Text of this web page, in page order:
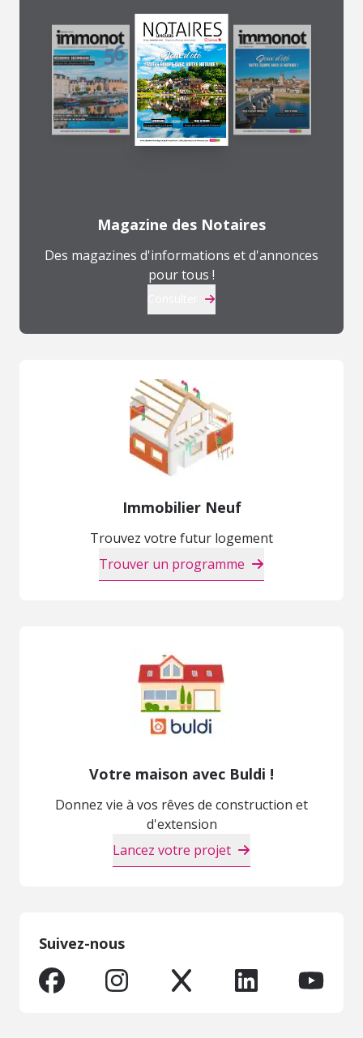
Magazine des Notaires
Des magazines d'informations et d'annonces
pour tous !
Immobilier Neuf
Trouvez votre futur logement
Trouver un programme
Votre maison avec Buldi !
Donnez vie à vos rêves de construction et
d'extension
Lancez votre projet
Suivez-nous